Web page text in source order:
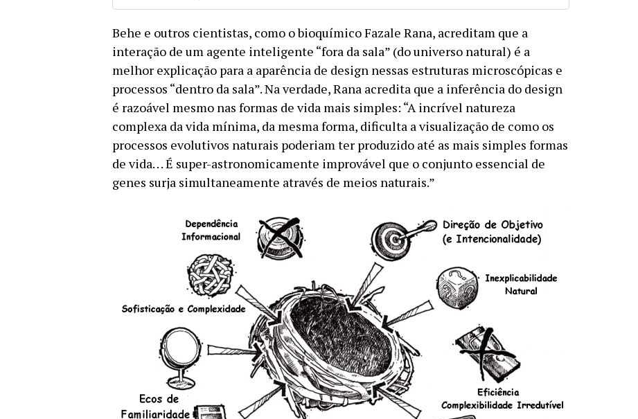
Behe e outros cientistas, como o bioquímico Fazale Rana, acreditam que a
interação de um agente inteligente “fora da sala” (do universo natural) é a
melhor explicação para a aparência de design nessas estruturas microscópicas e
processos “dentro da sala”. Na verdade, Rana acredita que a inferência do design
é razoável mesmo nas formas de vida mais simples: “A incrível natureza
complexa da vida mínima, da mesma forma, dificulta a visualização de como os
processos evolutivos naturais poderiam ter produzido até as mais simples formas
de vida. . . É super-astronomicamente improvável que o conjunto essencial de
genes surja simultaneamente através de meios naturais.”